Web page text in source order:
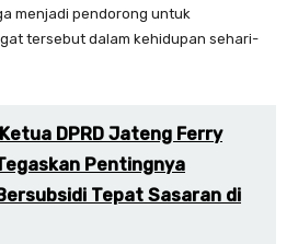
menjadi pendorong untuk
tersebut dalam kehidupan sehari-
DPRD Jateng Ferry
Pentingnya
Tepat Sasaran di